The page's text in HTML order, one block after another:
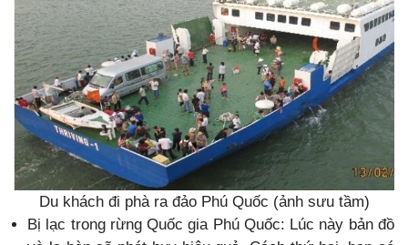
Du khách đi phà ra đảo Phú Quốc (ảnh sưu tầm)
Bị lạc trong rừng Quốc gia Phú Quốc: Lúc này bản đồ